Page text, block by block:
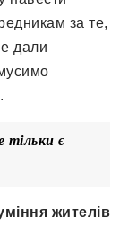
за те,
дали
є
жителів